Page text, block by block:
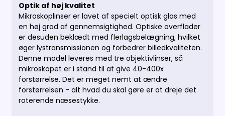
Optik af høj kvalitet
Mikroskoplinser er lavet af specielt optisk glas med
en høj grad af gennemsigtighed. Optiske overflader
er desuden beklædt med flerlagsbelægning, hvilket
øger lystransmissionen og forbedrer billedkvaliteten.
Denne model leveres med tre objektivlinser, så
mikroskopet er i stand til at give 40-400x
forstørrelse. Det er meget nemt at ændre
forstørrelsen - alt hvad du skal gøre er at dreje det
roterende næsestykke.